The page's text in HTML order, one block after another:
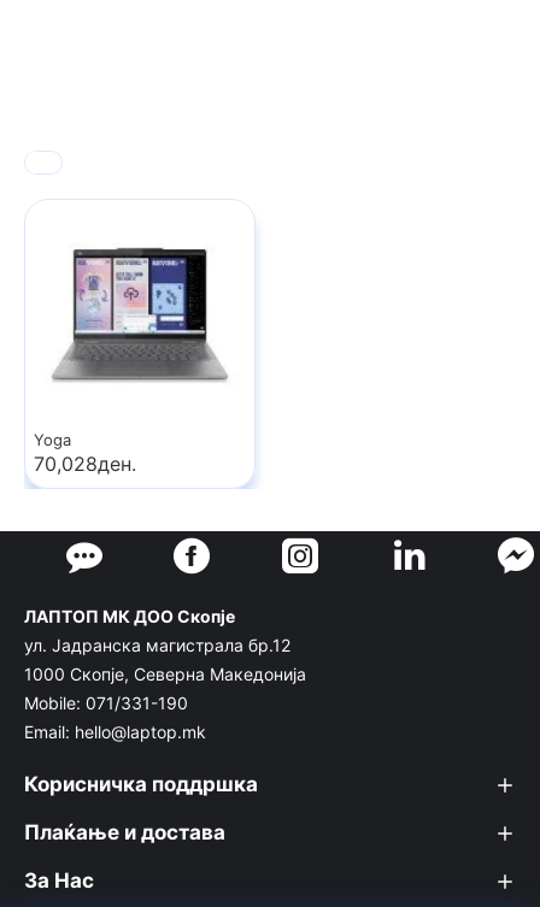
Yoga
70,028ден.
ЛАПТОП МК ДОО Скопје
ул. Јадранска магистрала бр.12
1000 Скопје, Северна Македонија
Mobile: 071/331-190
Email: hello@laptop.mk
Корисничка поддршка
Плаќање и достава
За Нас